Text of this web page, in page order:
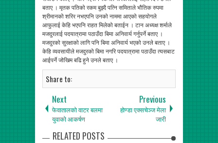
बताए । मृतक पतिको रकम बुझ्दै पत्नि समिताले भौतिक रुपमा
श्रीमानको शरिर नभएपनि उनको नाममा आएको सहयोगले
आफुलाई केहि भएपनि राहत मिलेको बताईन । टान अध्यक्ष शर्माले
मजदुरलाई पदयात्रामा पठाउँदा बिमा अनिवार्य गर्नुपर्ने बताए ।
मजदुरको सुरक्षाको लागि पनि बिमा अनिवार्य भएको उनले बताए ।
केहि व्यवसायीले मजदुरको बिमा नगरि पदयात्रामा पठाउँदा त्यसबाट
आईपर्ने जोखिम बढि हुने उनले बताए ।
Share to:
Next
फेवातालको वाटर बलमा
युवाको आकर्षण
Previous
होण्डा एक्सचेञ्ज मेला
जारी
RELATED POSTS